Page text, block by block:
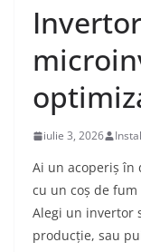
iulie 3, 2026
Ai un acoperiș în
cu un coș de
Alegi un invertor
producție, sau